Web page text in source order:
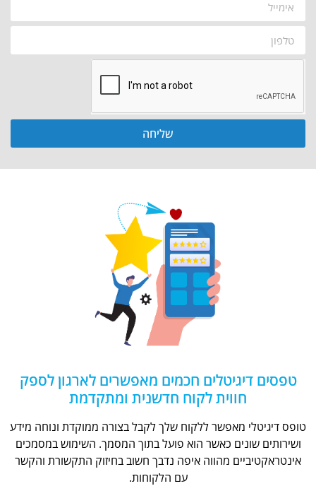
שליחה
טפסים דיגיטלים חכמים מאפשרים לארגון לספק
חווית לקוח חדשנית ומתקדמת
טופס דיגיטלי מאפשר ללקוח שלך לקבל בצורה ממוקדת ונוחה מידע
ושירותים שונים כאשר הוא פועל בתוך המסמך. השימוש במסמכים
אינטראקטיביים מהווה איפה נדבך חשוב בחיזוק התקשורת והקשר
עם הלקוחות.